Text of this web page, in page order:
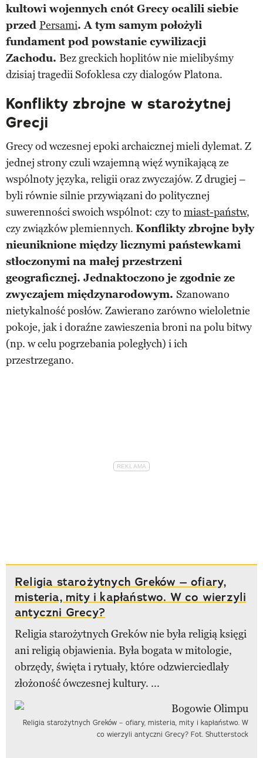
kultowi wojennych cnót Grecy ocalili siebie
przed Persami. A tym samym położyli
fundament pod powstanie cywilizacji
Zachodu. Bez greckich hoplitów nie mielibyśmy
dzisiaj tragedii Sofoklesa czy dialogów Platona.
Konflikty zbrojne w starożytnej
Grecji
Grecy od wczesnej epoki archaicznej mieli dylemat. Z
jednej strony czuli wzajemną więź wynikającą ze
wspólnoty języka, religii oraz zwyczajów. Z drugiej –
byli równie silnie przywiązani do politycznej
suwerenności swoich wspólnot: czy to miast-państw,
czy związków plemiennych. Konflikty zbrojne były
nieuniknione między licznymi państewkami
stłoczonymi na małej przestrzeni
geograficznej. Jednaktoczono je zgodnie ze
zwyczajem międzynarodowym. Szanowano
nietykalność posłów. Zawierano zarówno wieloletnie
pokoje, jak i doraźne zawieszenia broni na polu bitwy
(np. w celu pogrzebania poległych) i ich
przestrzegano.
Religia starożytnych Greków – ofiary,
misteria, mity i kapłaństwo. W co wierzyli
antyczni Grecy?
Religia starożytnych Greków nie była religią księgi
ani religią objawienia. Była bogata w mitologie,
obrzędy, święta i rytuały, które odzwierciedlały
złożoność ówczesnej kultury. ...
Religia starożytnych Greków – ofiary, misteria, mity i kapłaństwo. W
co wierzyli antyczni Grecy? Fot. Shutterstock